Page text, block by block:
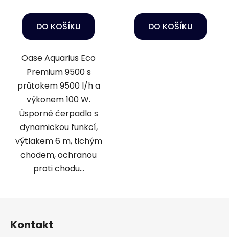
DO KOŠÍKU
Oase Aquarius Eco
Premium 9500 s
průtokem 9500 l/h a
výkonem 100 W.
Úsporné čerpadlo s
dynamickou funkcí,
výtlakem 6 m, tichým
chodem, ochranou
proti chodu...
DO KOŠÍKU
Kontakt